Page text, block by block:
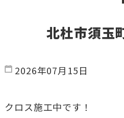
北杜市須
2026年07月15日
クロス施工中です！